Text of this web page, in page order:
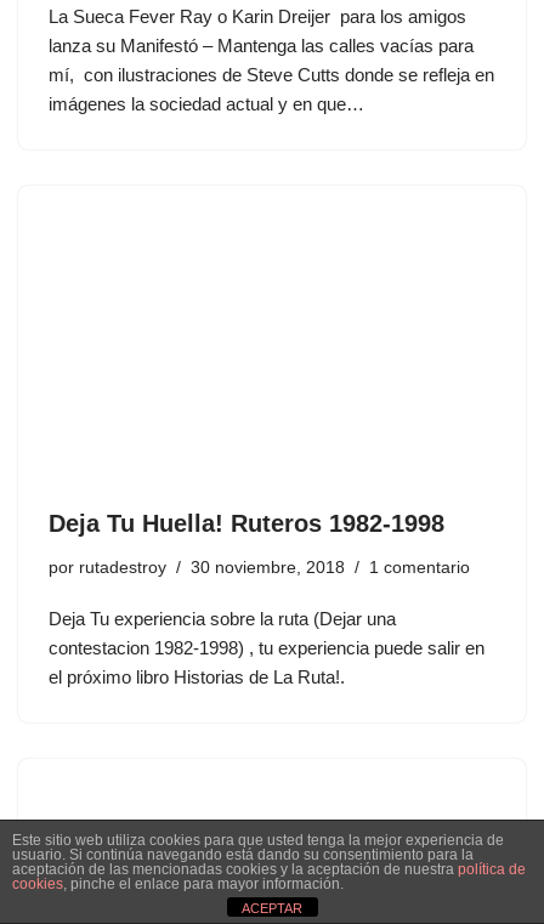
La Sueca Fever Ray o Karin Dreijer para los amigos
lanza su Manifestó – Mantenga las calles vacías para
mí, con ilustraciones de Steve Cutts donde se refleja en
imágenes la sociedad actual y en que…
Deja Tu Huella! Ruteros 1982-1998
por rutadestroy 30 noviembre, 2018 1 comentario
Deja Tu experiencia sobre la ruta (Dejar una
contestacion 1982-1998) , tu experiencia puede salir en
el próximo libro Historias de La Ruta!.
Este sitio web utiliza cookies para que usted tenga la mejor experiencia de
usuario. Si continúa navegando está dando su consentimiento para la
aceptación de las mencionadas cookies y la aceptación de nuestra política de
cookies, pinche el enlace para mayor información.
ACEPTAR